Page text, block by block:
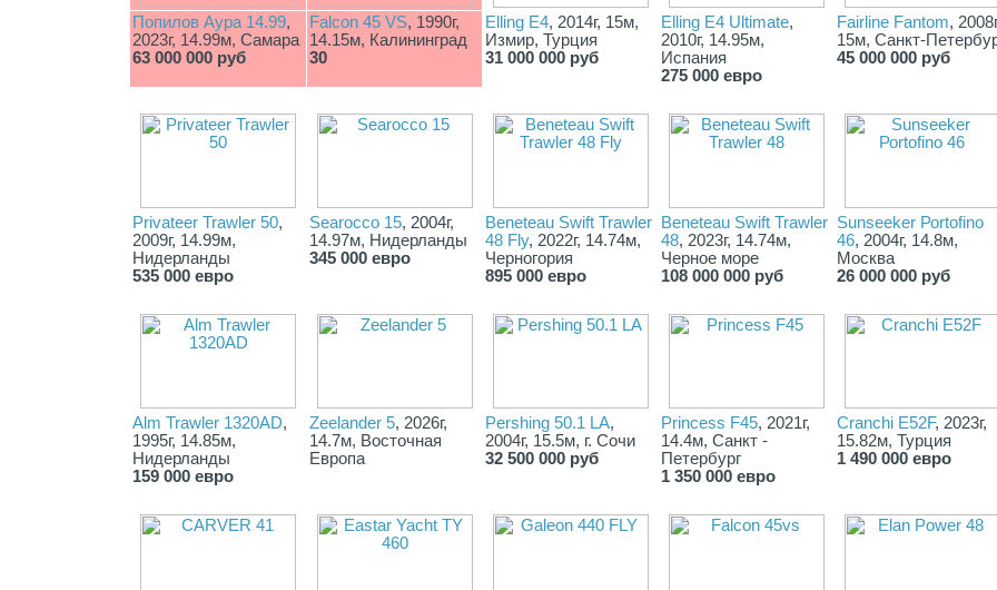
Попилов Аура 14.99,
2023г, 14.99м, Самара
63 000 000 руб
Falcon 45 VS, 1990г,
14.15м, Калининград
30
Elling E4, 2014г, 15м,
Измир, Турция
31 000 000 руб
Elling E4 Ultimate,
2010г, 14.95м,
Испания
275 000 евро
Fairline Fantom,
15м, Санкт-
45 000 000 руб
Privateer Trawler 50,
2009г, 14.99м,
Нидерланды
535 000 евро
Searocco 15, 2004г,
14.97м, Нидерланды
345 000 евро
Beneteau Swift Trawler
48 Fly, 2022г, 14.74м,
Черногория
895 000 евро
Beneteau Swift Trawler
48, 2023г, 14.74м,
Черное море
108 000 000 руб
Sunsееkеr Роrtofinо
46, 2004г, 14.8м,
Москва
26 000 000 руб
Alm Trawler 1320AD,
1995г, 14.85м,
Нидерланды
159 000 евро
Zeelander 5, 2026г,
14.7м, Восточная
Европа
Pershing 50.1 LA,
2004г, 15.5м, г. Сочи
32 500 000 руб
Princess F45, 2021г,
14.4м, Санкт -
Петербург
1 350 000 евро
Cranchi E52F, 2023г,
15.82м, Турция
1 490 000 евро